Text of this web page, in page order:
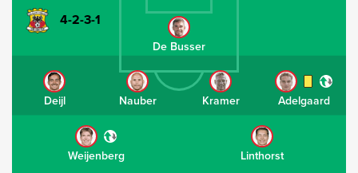
4-2-3-1
De Busser
Deijl Nauber Kramer Adelgaard
Weijenberg Linthorst